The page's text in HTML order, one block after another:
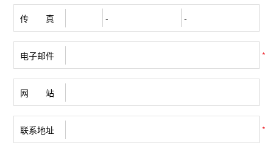
传 真
电子邮件 *
网 站
联系地址 *